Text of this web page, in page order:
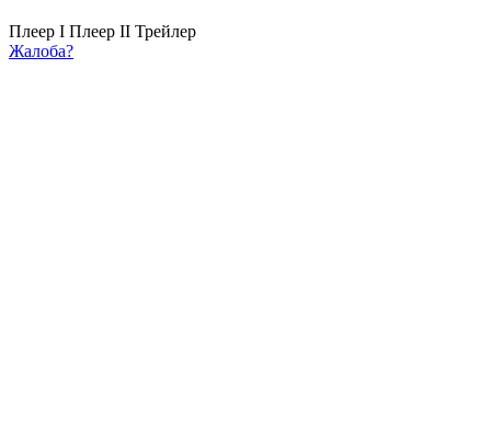
Плеер I Плеер II Трейлер
Жалоба?